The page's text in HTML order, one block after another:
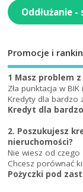
Oddłużanie
Promocje i
1 Masz problem
Zła punktacja w
Kredyty dla bardzo
Kredyt dla
2. Poszukujesz
nieruchomości?
Nie wiesz od czego
Chcesz porównać
Pożyczki pod